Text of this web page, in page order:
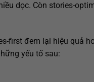
dọc. Còn stories-
first đem lại hiệu quả
yếu tố sau: